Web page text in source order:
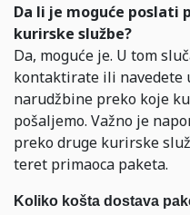
Da li je moguće poslati
kurirske službe?
Da, moguće je. U tom
kontaktirate ili navedete
narudžbine preko koje
pošaljemo. Važno je
preko druge kurirske
teret primaoca paketa.
Koliko košta dostava